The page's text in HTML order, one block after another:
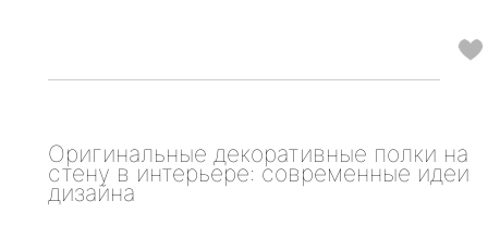
Оригинальные декоративные полки на
стену в интерьере: современные идеи
дизайна